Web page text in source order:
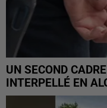
UN SECOND
INTERPELLÉ EN